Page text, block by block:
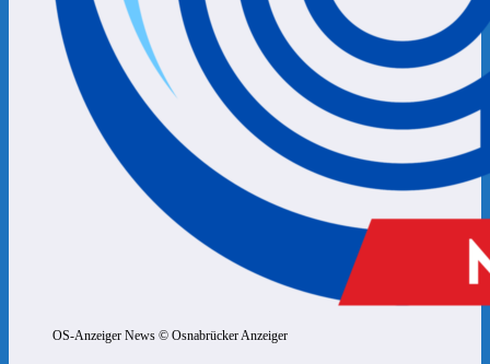
OS-Anzeiger News © Osnabrücker Anzeiger